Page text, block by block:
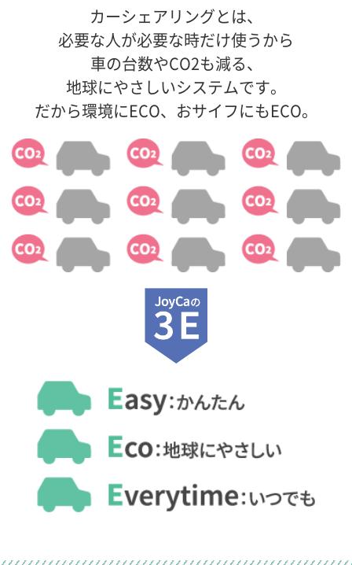
カーシェアリングとは、
必要な人が必要な時だけ使うから
車の台数やCO2も減る、
地球にやさしいシステムです。
だから環境にECO、おサイフにもECO。